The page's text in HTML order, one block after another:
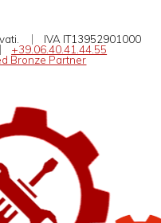
IVA IT13952901000
+39.06.40.41.44.55